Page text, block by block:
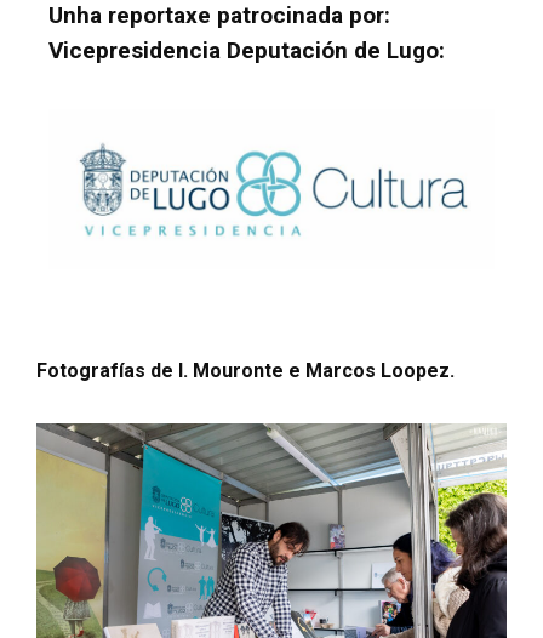
Unha reportaxe patrocinada por:
Vicepresidencia Deputación de Lugo:
Fotografías de I. Mouronte e Marcos Loopez.